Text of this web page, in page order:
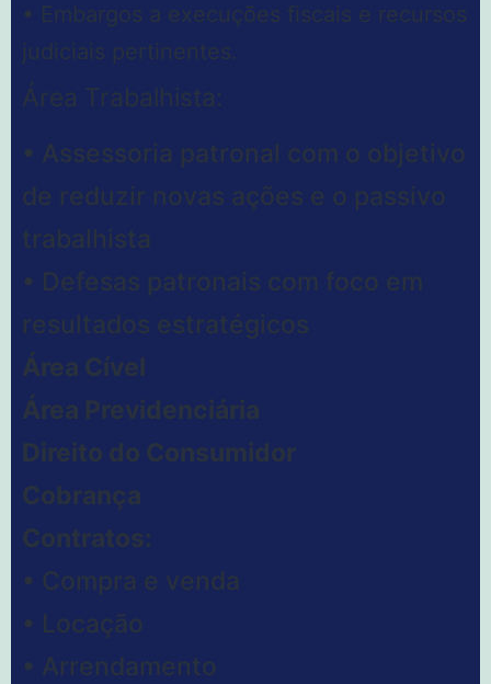
• Embargos a execuções fiscais e recursos
judiciais pertinentes.
Área Trabalhista:
• Assessoria patronal com o objetivo
de reduzir novas ações e o passivo
trabalhista
• Defesas patronais com foco em
resultados estratégicos
Área Cível
Área Previdenciária
Direito do Consumidor
Cobrança
Contratos:
• Compra e venda
• Locação
• Arrendamento